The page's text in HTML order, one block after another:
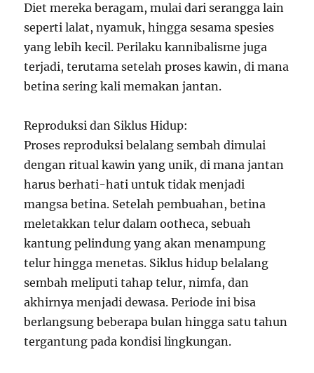
Diet mereka beragam, mulai dari serangga lain
seperti lalat, nyamuk, hingga sesama spesies
yang lebih kecil. Perilaku kannibalisme juga
terjadi, terutama setelah proses kawin, di mana
betina sering kali memakan jantan.
Reproduksi dan Siklus Hidup:
Proses reproduksi belalang sembah dimulai
dengan ritual kawin yang unik, di mana jantan
harus berhati-hati untuk tidak menjadi
mangsa betina. Setelah pembuahan, betina
meletakkan telur dalam ootheca, sebuah
kantung pelindung yang akan menampung
telur hingga menetas. Siklus hidup belalang
sembah meliputi tahap telur, nimfa, dan
akhirnya menjadi dewasa. Periode ini bisa
berlangsung beberapa bulan hingga satu tahun
tergantung pada kondisi lingkungan.